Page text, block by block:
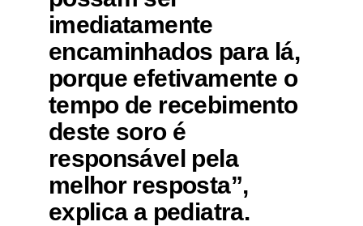
imediatamente
encaminhados para lá,
porque efetivamente o
tempo de recebimento
deste soro é
responsável pela
melhor resposta”,
explica a pediatra.